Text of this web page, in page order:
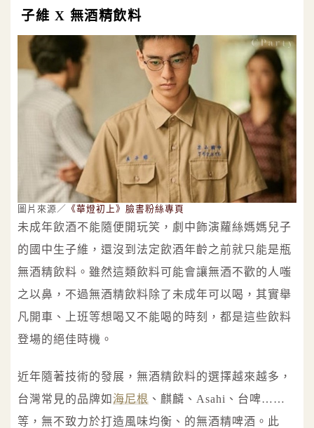
子維 X 無酒精飲料
圖片來源／ 《華燈初上》臉書粉絲專頁
未成年飲酒不能隨便開玩笑，劇中飾演蘿絲媽媽兒子
的國中生子維，還沒到法定飲酒年齡之前就只能是瓶
無酒精飲料。雖然這類飲料可能會讓無酒不歡的人嗤
之以鼻，不過無酒精飲料除了未成年可以喝，其實舉
凡開車、上班等想喝又不能喝的時刻，都是這些飲料
登場的絕佳時機。
近年隨著技術的發展，無酒精飲料的選擇越來越多，
台灣常見的品牌如海尼根 、麒麟、Asahi、台啤……
等，無不致力於打造風味均衡、的無酒精啤酒。此